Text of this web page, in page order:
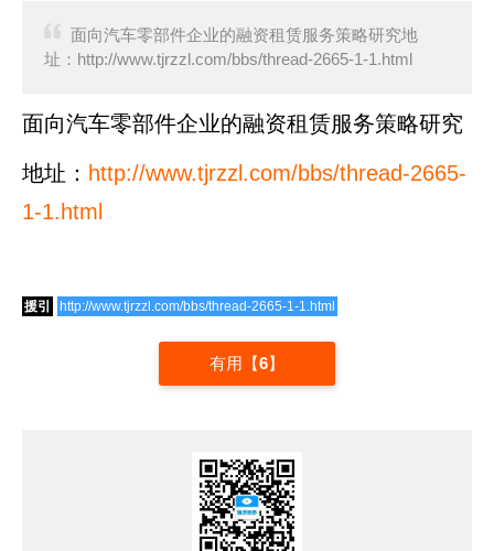
面向汽车零部件企业的融资租赁服务策略研究地
址：http://www.tjrzzl.com/bbs/thread-2665-1-1.html
面向汽车零部件企业的融资租赁服务策略研究
地址： http://www.tjrzzl.com/bbs/thread-2665-
1-1.html
援引 http://www.tjrzzl.com/bbs/thread-2665-1-1.html
有用【6】